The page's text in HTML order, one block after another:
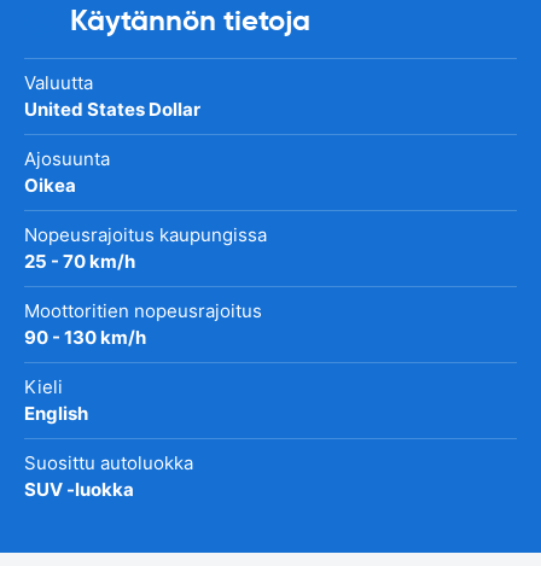
Käytännön tietoja
Valuutta
United States Dollar
Ajosuunta
Oikea
Nopeusrajoitus kaupungissa
25 - 70 km/h
Moottoritien nopeusrajoitus
90 - 130 km/h
Kieli
English
Suosittu autoluokka
SUV -luokka